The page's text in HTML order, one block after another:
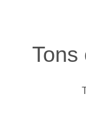
Tons